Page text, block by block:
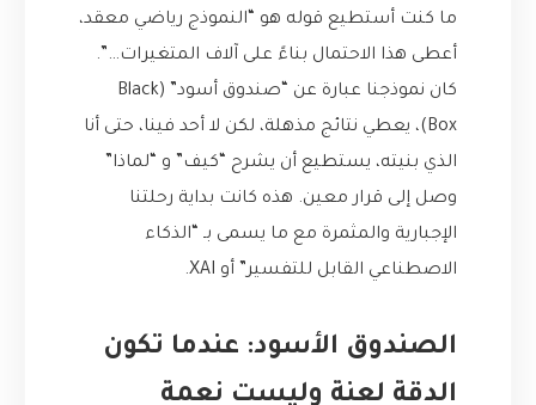
ما كنت أستطيع قوله هو “النموذج رياضي معقد،
أعطى هذا الاحتمال بناءً على آلاف المتغيرات…”.
كان نموذجنا عبارة عن “صندوق أسود” (Black
Box)، يعطي نتائج مذهلة، لكن لا أحد فينا، حتى أنا
الذي بنيته، يستطيع أن يشرح “كيف” و “لماذا”
وصل إلى قرار معين. هذه كانت بداية رحلتنا
الإجبارية والمثمرة مع ما يسمى بـ “الذكاء
الاصطناعي القابل للتفسير” أو XAI.
الصندوق الأسود: عندما تكون
الدقة لعنة وليست نعمة